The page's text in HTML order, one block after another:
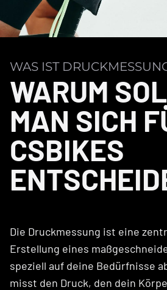
WARUM
MAN SICH
CSBIKES
WAS IST
Die Druckmessung ist eine
Erstellung eines
speziell auf deine Bedürfnisse
misst den Druck, den dein